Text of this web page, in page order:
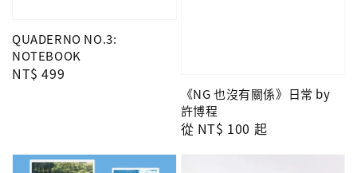
QUADERNO NO.3:
NOTEBOOK
Regular
NT$ 499
《NG 也沒有關係》日常 by
許博程
Regular
從 NT$ 100 起